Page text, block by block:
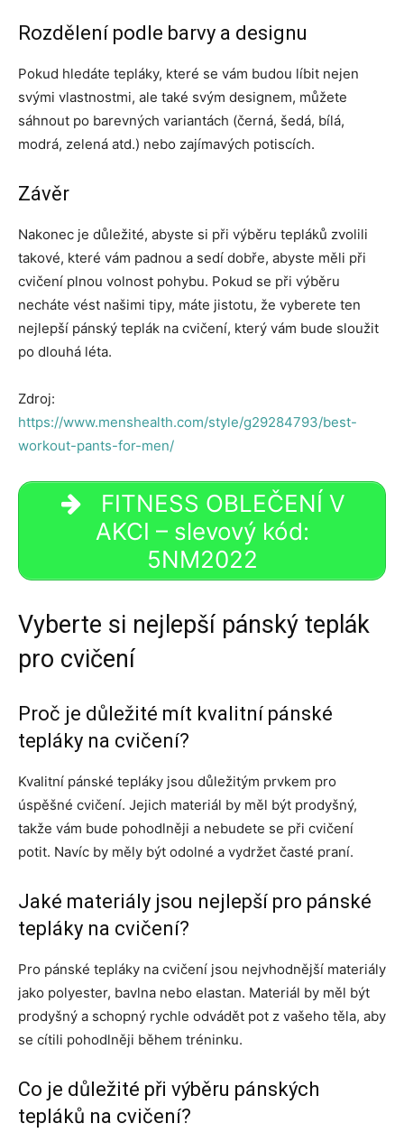
Rozdělení podle barvy a designu
Pokud hledáte tepláky, které se vám budou líbit nejen
svými vlastnostmi, ale také svým designem, můžete
sáhnout po barevných variantách (černá, šedá, bílá,
modrá, zelená atd.) nebo zajímavých potiscích.
Závěr
Nakonec je důležité, abyste si při výběru tepláků zvolili
takové, které vám padnou a sedí dobře, abyste měli při
cvičení plnou volnost pohybu. Pokud se při výběru
necháte vést našimi tipy, máte jistotu, že vyberete ten
nejlepší pánský teplák na cvičení, který vám bude sloužit
po dlouhá léta.
Zdroj:
https://www.menshealth.com/style/g29284793/best-
workout-pants-for-men/
FITNESS OBLEČENÍ V
AKCI – slevový kód:
5NM2022
Vyberte si nejlepší pánský teplák
pro cvičení
Proč je důležité mít kvalitní pánské
tepláky na cvičení?
Kvalitní pánské tepláky jsou důležitým prvkem pro
úspěšné cvičení. Jejich materiál by měl být prodyšný,
takže vám bude pohodlněji a nebudete se při cvičení
potit. Navíc by měly být odolné a vydržet časté praní.
Jaké materiály jsou nejlepší pro pánské
tepláky na cvičení?
Pro pánské tepláky na cvičení jsou nejvhodnější materiály
jako polyester, bavlna nebo elastan. Materiál by měl být
prodyšný a schopný rychle odvádět pot z vašeho těla, aby
se cítili pohodlněji během tréninku.
Co je důležité při výběru pánských
tepláků na cvičení?